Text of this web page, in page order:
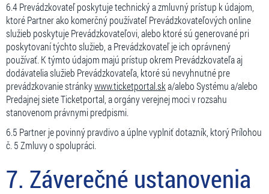
6.4 Prevádzkovateľ poskytuje technický a zmluvný prístup k údajom,
ktoré Partner ako komerčný používateľ Prevádzkovateľových online
služieb poskytuje Prevádzkovateľovi, alebo ktoré sú generované pri
poskytovaní týchto služieb, a Prevádzkovateľ je ich oprávnený
používať. K týmto údajom majú prístup okrem Prevádzkovateľa aj
dodávatelia služieb Prevádzkovateľa, ktoré sú nevyhnutné pre
prevádzkovanie stránkywww.ticketportal.ska/alebo Systému a/alebo
Predajnej siete Ticketportal, a orgány verejnej moci v rozsahu
stanovenom právnymi predpismi.
6.5 Partner je povinný pravdivo a úplne vyplniť dotazník, ktorý Prílohou
č. 5 Zmluvy o spolupráci.
7. Záverečné ustanovenia